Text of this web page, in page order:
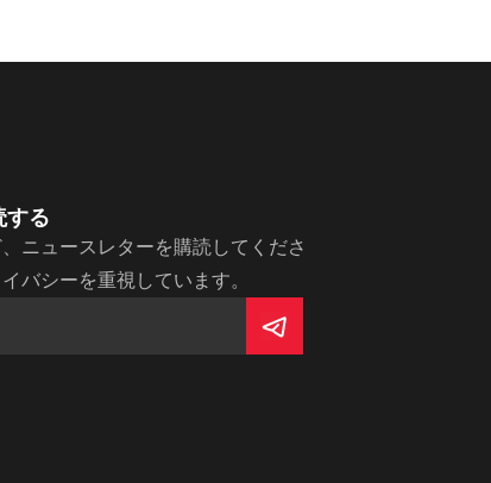
する
ニュースレターを購読してくださ
バシーを重視しています。